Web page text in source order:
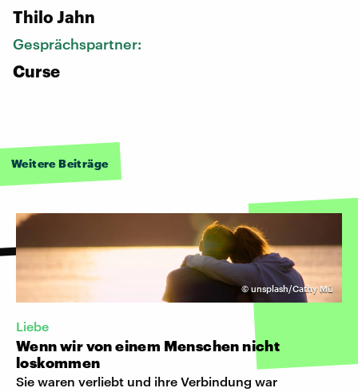
Thilo Jahn
Gesprächspartner:
Curse
Weitere Beiträge
©unsplash/Cathy Mü
Liebe
Wenn wir von einem Menschen nicht
loskommen
Sie waren verliebt und ihre Verbindung war